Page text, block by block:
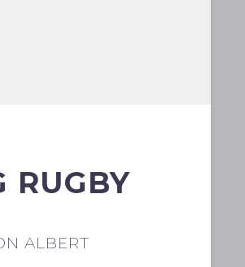
RUGBY
ALBERT